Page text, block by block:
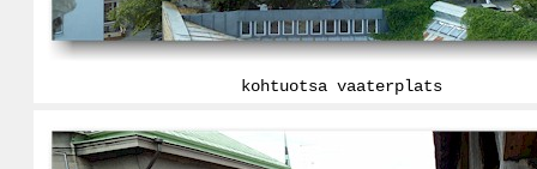
kohtuotsa vaaterplats